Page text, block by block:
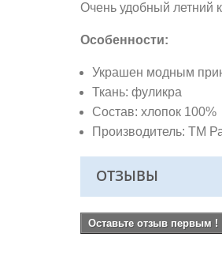
Очень удобный летний
Особенности:
Украшен модным
Ткань: фуликра
Состав: хлопок 100%
Производитель: ТМ
ОТЗЫВЫ
Оставьте отзыв первым !